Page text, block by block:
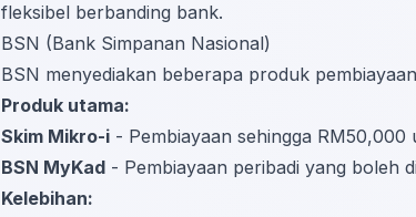
fleksibel berbanding bank.
BSN (Bank Simpanan Nasional)
BSN menyediakan beberapa produk
Produk utama:
Skim Mikro-i - Pembiayaan sehingga RM50,000
BSN MyKad - Pembiayaan peribadi yang boleh
Kelebihan: